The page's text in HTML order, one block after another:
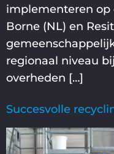
implementeren op
Borne (NL) en
regionaal niveau
overheden […]
Succesvolle